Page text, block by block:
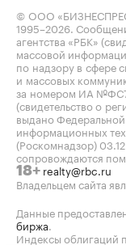
© ООО
1995–2026.
агентства «РБК»
массовой
по надзору в сфере
и массовых
за номером ИА
(свидетельство о
выдано
информационных
(Роскомнадзор)
сопровождаются
18+ realty@rbc.ru
Владельцем сайта
Данные
биржа.
Индексы облигаций